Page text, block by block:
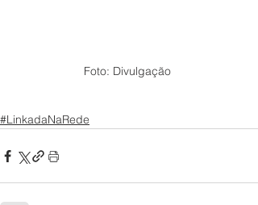
Foto: Divulgação
#LinkadaNaRede